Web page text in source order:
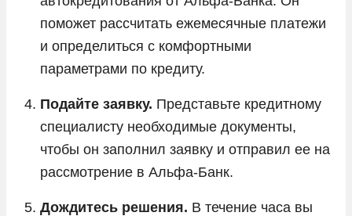
поможет рассчитать ежемесячные платежи
и определиться с комфортными
параметрами по кредиту.
Подайте заявку. Представьте кредитному
специалисту необходимые документы,
чтобы он заполнил заявку и отправил ее на
рассмотрение в Альфа-Банк.
Дождитесь решения. В течение часа вы